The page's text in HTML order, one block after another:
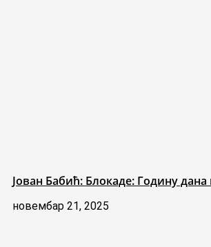
Јован Бабић: Блокаде: Годину дана
новембар 21, 2025